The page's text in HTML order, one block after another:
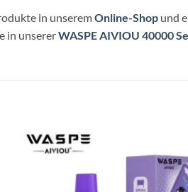
in unseremOnline-Shop und
in unsererWASPE AIVIOU 40000